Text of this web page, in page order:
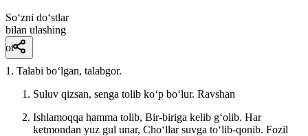
So‘zni do‘stlar
bilan ulashing
ot
1. Talabi boʻlgan, talabgor.
Suluv qizsan, senga tolib koʻp boʻlur. Ravshan
Ishlamoqqa hamma tolib, Bir-biriga kelib gʻolib. Har
ketmondan yuz gul unar, Choʻllar suvga toʻlib-qonib. Fozil